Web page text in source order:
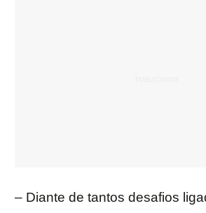
– Diante de tantos desafios